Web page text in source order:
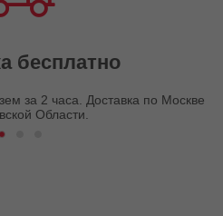
бесплатно
за 2 часа. Доставка по Москве
Области.